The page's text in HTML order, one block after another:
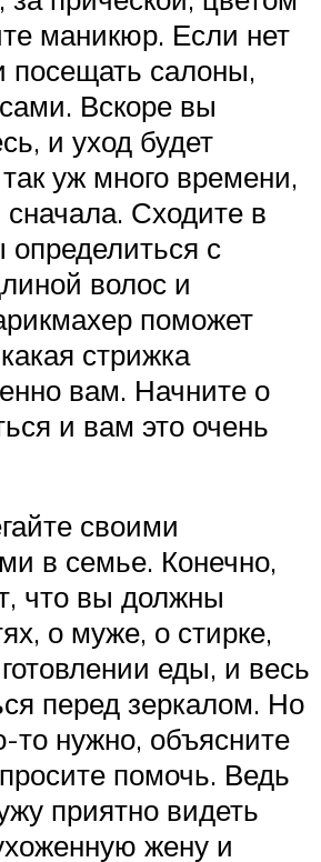
маникюр. Если нет
посещать салоны,
Вскоре вы
и уход будет
уж много времени,
сначала. Сходите в
определиться с
волос и
поможет
стрижка
вам. Начните о
и вам это очень
своими
в семье. Конечно,
что вы должны
о муже, о стирке,
еды, и весь
перед зеркалом. Но
то нужно, объясните
помочь. Ведь
приятно видеть
жену и